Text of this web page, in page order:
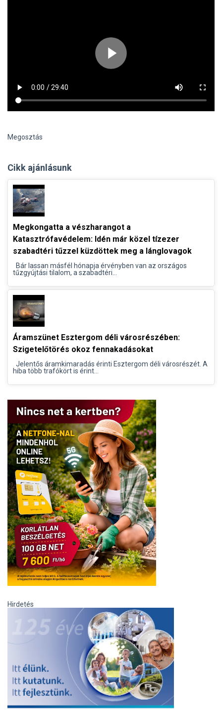
Megosztás
Cikk ajánlásunk
Megkongatta a vészharangot a
Katasztrófavédelem: Idén már közel tízezer
szabadtéri tűzzel küzdöttek meg a lánglovagok
Bár lassan másfél hónapja érvényben van az országos
tűzgyújtási tilalom, a szabadtéri...
Áramszünet Esztergom déli városrészében:
Szigetelőtörés okoz fennakadásokat
Jelentős áramkimaradás érinti Esztergom déli városrészét. A
hiba több trafókört is érint...
Hirdetés